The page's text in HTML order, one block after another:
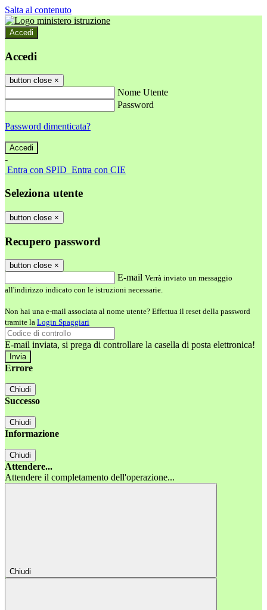
Salta al contenuto
Accedi
Accedi
button close ×
Nome Utente
Password
Password dimenticata?
-
Entra con SPID Entra con CIE
Seleziona utente
button close ×
Recupero password
button close ×
E-mail Verrà inviato un messaggio
all'indirizzo indicato con le istruzioni necessarie.
Non hai una e-mail associata al nome utente? Effettua il reset della password
tramite la Login Spaggiari
E-mail inviata, si prega di controllare la casella di posta elettronica!
Errore
Chiudi
Successo
Chiudi
Informazione
Chiudi
Attendere...
Attendere il completamento dell'operazione...
Chiudi